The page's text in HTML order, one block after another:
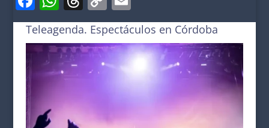
Link
Teleagenda. Espectáculos en Córdoba